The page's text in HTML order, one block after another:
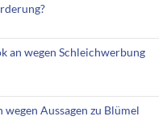
an wegen Schleichwerbung
Aussagen zu Blümel